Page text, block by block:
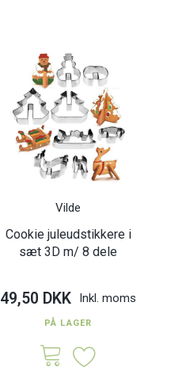
Vilde
Cookie juleudstikkere i
sæt 3D m/ 8 dele
49,50 DKK Inkl. moms
PÅ LAGER